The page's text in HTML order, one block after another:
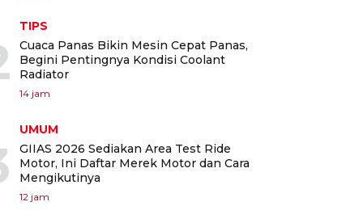
TIPS
Cuaca Panas Bikin Mesin Cepat Panas,
Begini Pentingnya Kondisi Coolant
Radiator
14 jam
UMUM
GIIAS 2026 Sediakan Area Test Ride
Motor, Ini Daftar Merek Motor dan Cara
Mengikutinya
12 jam